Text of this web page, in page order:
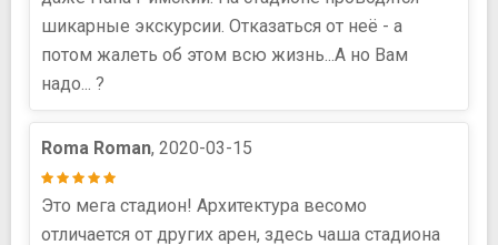
шикарные экскурсии. Отказаться от неё - а
потом жалеть об этом всю жизнь...А но Вам
надо... ?
Roma Roman, 2020-03-15
Это мега стадион! Архитектура весомо
отличается от других арен, здесь чаша стадиона